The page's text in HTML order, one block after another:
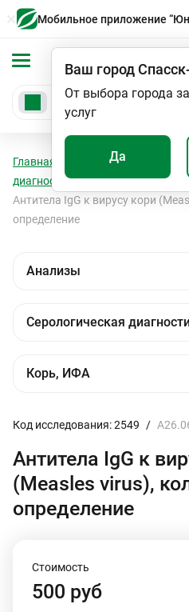
Мобильное приложение
Ваш город
От выбора города
услуг
Да
Главная Анализы
диагностика инфекционных
Антитела IgG к вирусу кори
определение
Код исследования: 2549 /
Антитела IgG к
(Measles virus),
определение
Стоимость
500 руб